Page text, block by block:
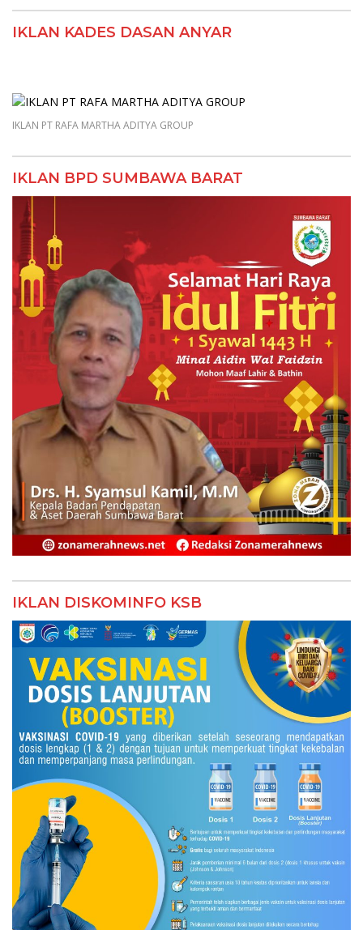
IKLAN KADES DASAN ANYAR
IKLAN PT RAFA MARTHA ADITYA GROUP
IKLAN BPD SUMBAWA BARAT
IKLAN DISKOMINFO KSB